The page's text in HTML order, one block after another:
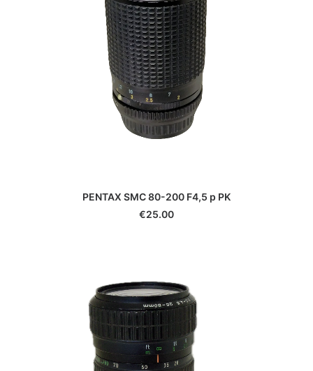
PENTAX SMC 80-200 F4,5 p PK
€25.00